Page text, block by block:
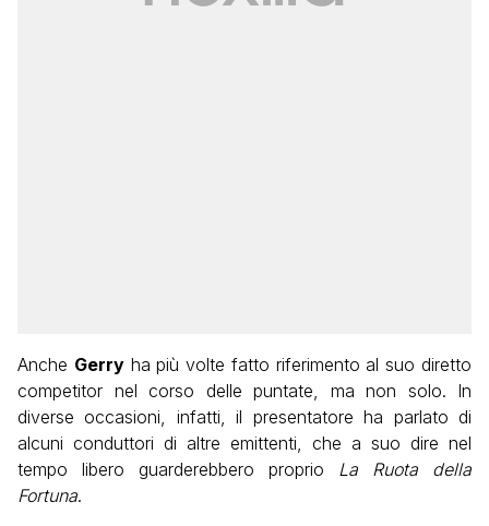
Anche Gerryha più volte fatto riferimento al suo diretto
competitor nel corso delle puntate, ma non solo. In
diverse occasioni, infatti, il presentatore ha parlato di
alcuni conduttori di altre emittenti, che a suo dire nel
tempo libero guarderebbero proprio La Ruota della
Fortuna.